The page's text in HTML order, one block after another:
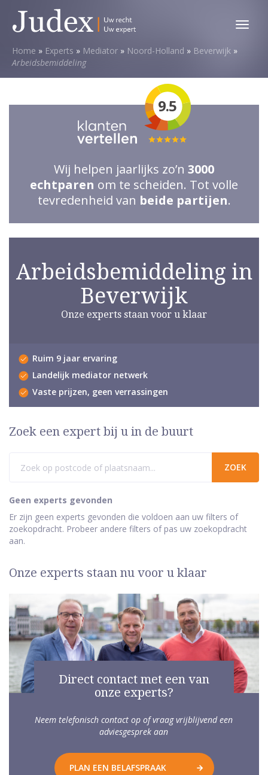
Toggle
Home » Experts » Mediator » Noord-Holland » Beverwijk »
Arbeidsbemiddeling
9.5
Totale
waardering:
5
van
Wij helpen jaarlijks zo’n 3000
echtparen om te scheiden. Tot volle
tevredenheid van beide partijen.
Arbeidsbemiddeling in
Beverwijk
Onze experts staan voor u klaar
Ruim 9 jaar ervaring
Landelijk mediator netwerk
Vaste prijzen, geen verrassingen
Zoek een expert bij u in de buurt
Geen experts gevonden
Er zijn geen experts gevonden die voldoen aan uw filters of
zoekopdracht. Probeer andere filters of pas uw zoekopdracht
aan.
Onze experts staan nu voor u klaar
Direct contact met een van
onze experts?
Neem telefonisch contact op of vraag vrijblijvend een
adviesgesprek aan
PLAN EEN BELAFSPRAAK